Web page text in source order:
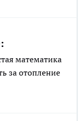
математика
за отопление